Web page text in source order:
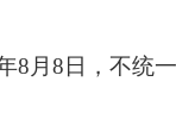
8月8日，不统